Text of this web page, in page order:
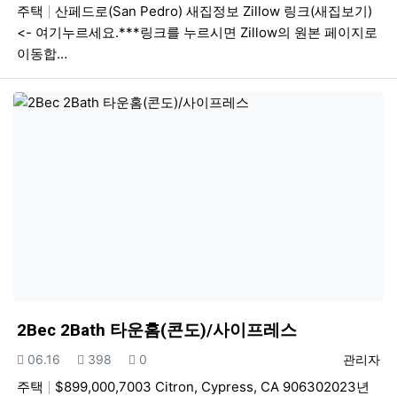
주택
산페드로(San Pedro) 새집정보 Zillow 링크(새집보기)
<- 여기누르세요.***링크를 누르시면 Zillow의 원본 페이지로
이동합…
2Bec 2Bath 타운홈(콘도)/사이프레스
등록자
관리자
등록일
06.16 조회
398 추천
0
주택
$899,000,7003 Citron, Cypress, CA 906302023년